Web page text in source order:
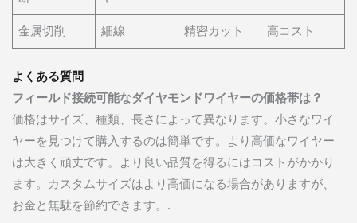
金属切削 細線 精密カット 高コスト
よくある質問
フィールド接続可能なダイヤモンドワイヤーの価格帯は？
価格はサイズ、種類、長さによって異なります。小さなワイ
ヤーを見つけて購入するのは簡単です。より高価なワイヤー
は大きく頑丈です。より良い品質を得るにはコストがかかり
ます。カスタムサイズはより高価になる場合がありますが、
お金と無駄を節約できます。.